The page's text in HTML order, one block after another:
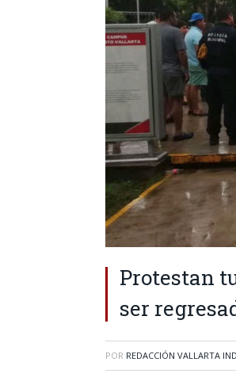
Protestan
ser
POR REDACCIÓN VALLARTA